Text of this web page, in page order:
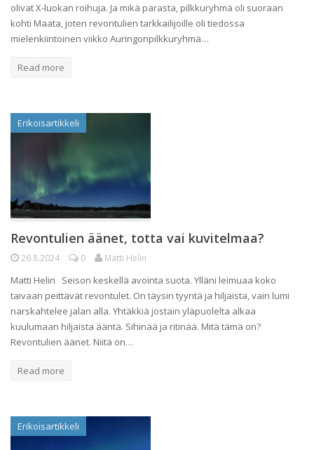
olivat X-luokan roihuja. Ja mikä parasta, pilkkuryhmä oli suoraan
kohti Maata, joten revontulien tarkkailijoille oli tiedossa
mielenkiintoinen viikko Auringonpilkkuryhmä…
Read more
Erikoisartikkeli
Revontulien äänet, totta vai kuvitelmaa?
26.8.2024 0 Matti Helin
Matti Helin Seison keskellä avointa suota. Ylläni leimuaa koko
taivaan peittävät revontulet. On täysin tyyntä ja hiljaista, vain lumi
narskahtelee jalan alla. Yhtäkkiä jostain yläpuolelta alkaa
kuulumaan hiljaista ääntä. Sihinää ja ritinää. Mitä tämä on?
Revontulien äänet. Niitä on…
Read more
Erikoisartikkeli